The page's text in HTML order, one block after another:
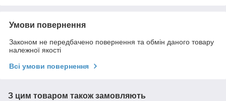
Умови повернення
Законом не передбачено повернення та обмін даного товару
належної якості
Всі умови повернення
З цим товаром також замовляють